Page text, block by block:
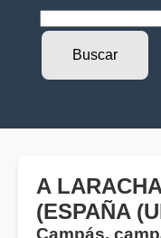
A
(ESPAÑA
Campás,